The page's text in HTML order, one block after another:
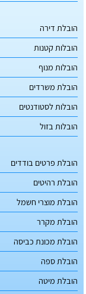
הובלת דירה
הובלות קטנות
הובלות מנוף
הובלת משרדים
הובלות לסטודנטים
הובלות בזול
הובלת פרטים בודדים
הובלת רהיטים
הובלת מוצרי חשמל
הובלת מקרר
הובלת מכונת כביסה
הובלת ספה
הובלת מיטה